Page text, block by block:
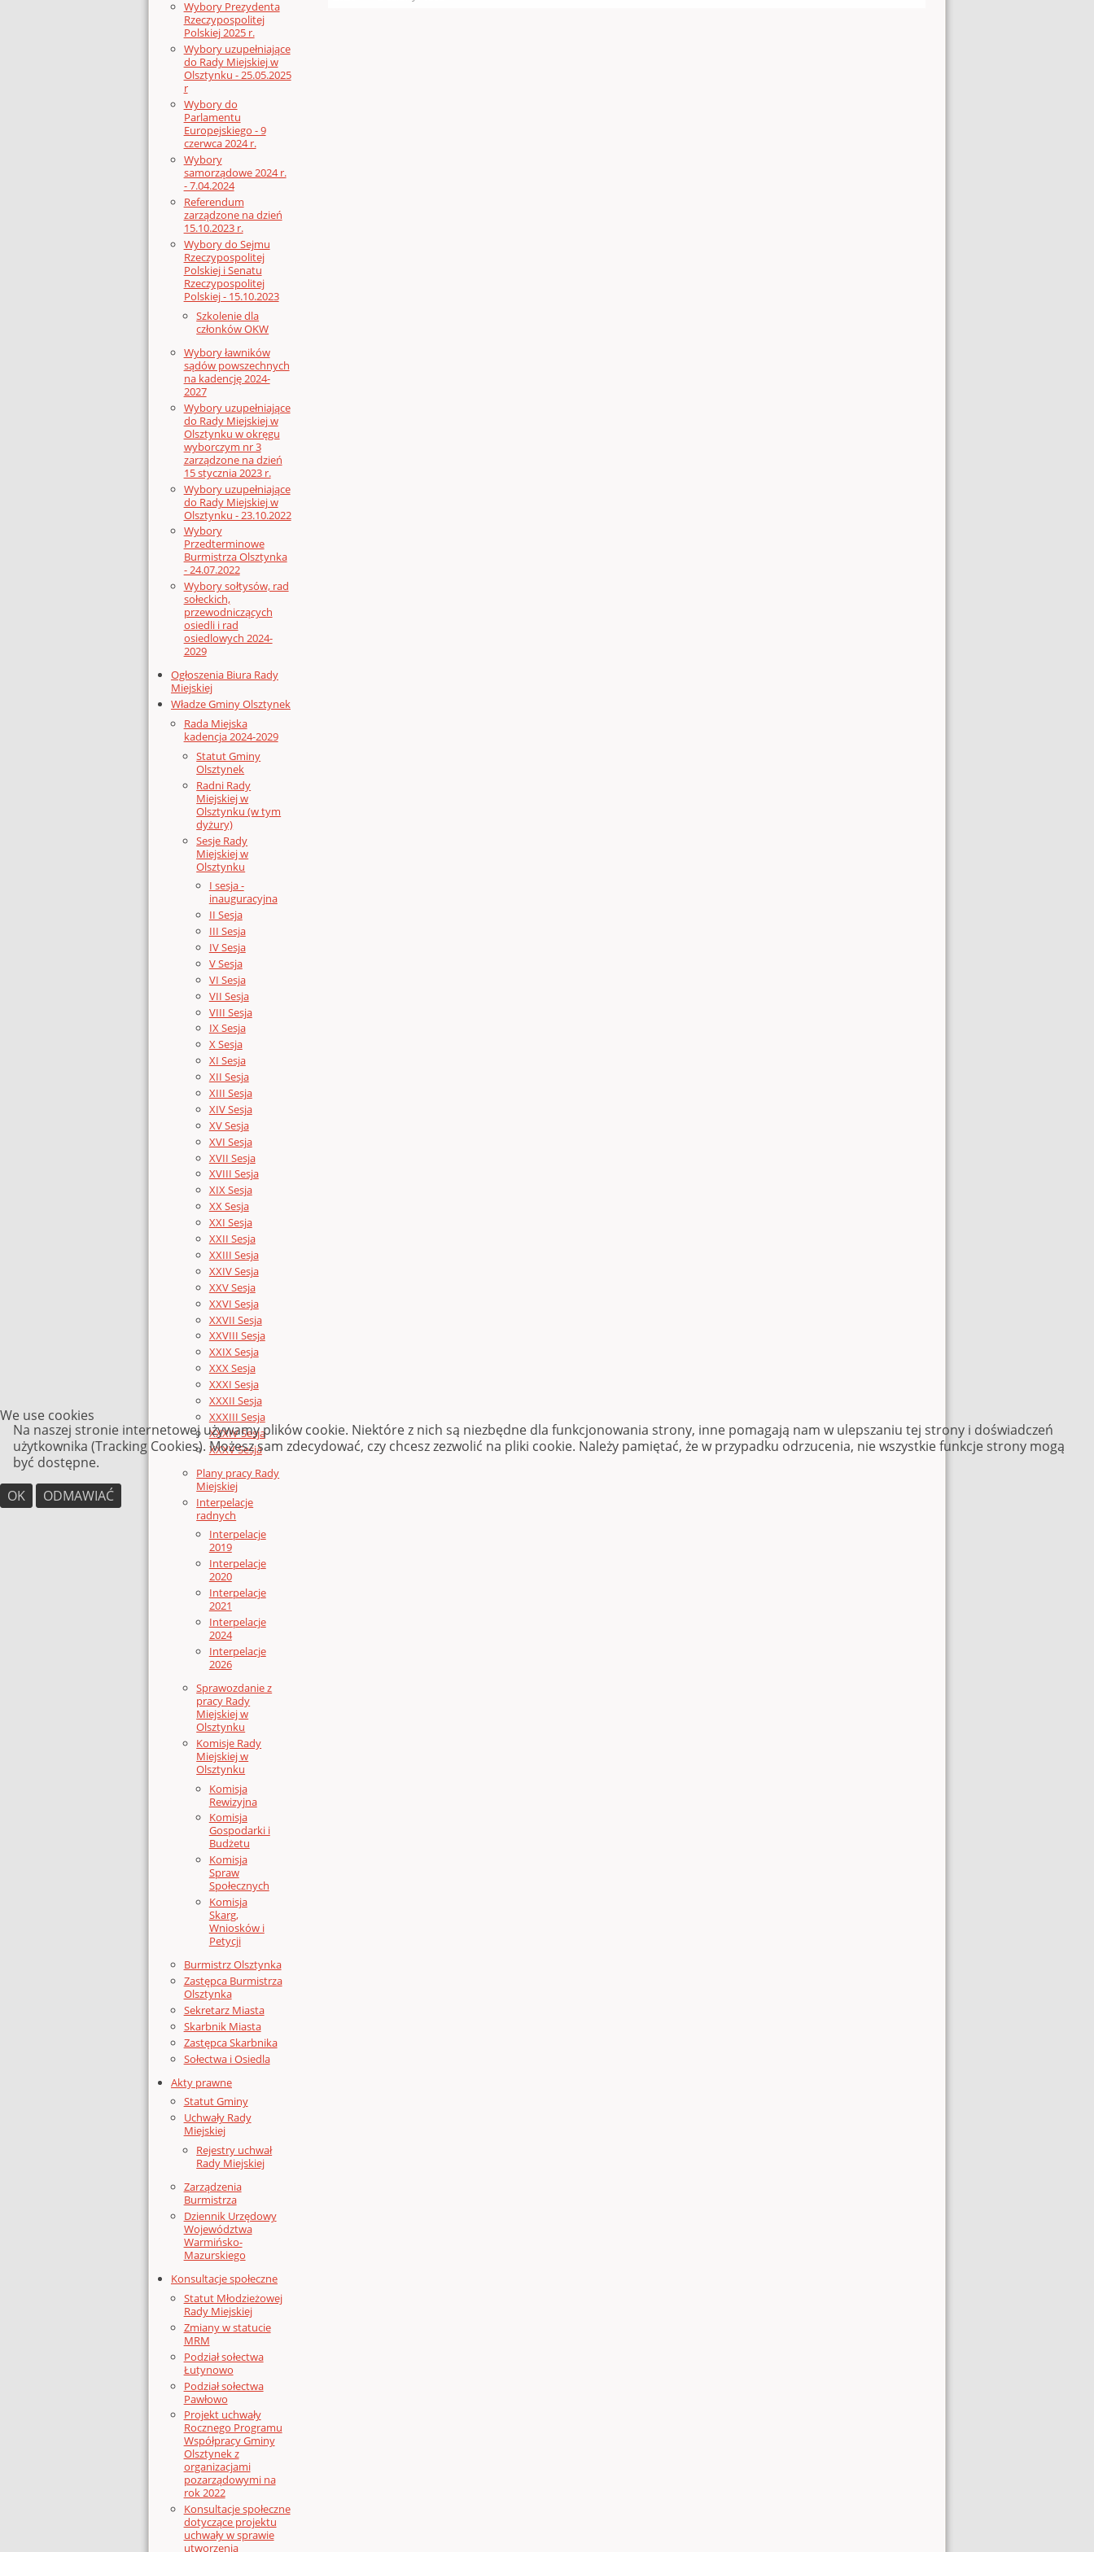
Wybory Prezydenta
Rzeczypospolitej
Polskiej 2025 r.
Wybory uzupełniające
do Rady Miejskiej w
Olsztynku - 25.05.2025
r
Wybory do
Parlamentu
Europejskiego - 9
czerwca 2024 r.
Wybory
samorządowe 2024 r.
- 7.04.2024
Referendum
zarządzone na dzień
15.10.2023 r.
Wybory do Sejmu
Rzeczypospolitej
Polskiej i Senatu
Rzeczypospolitej
Polskiej - 15.10.2023
Szkolenie dla
członków OKW
Wybory ławników
sądów powszechnych
na kadencję 2024-
2027
Wybory uzupełniające
do Rady Miejskiej w
Olsztynku w okręgu
wyborczym nr 3
zarządzone na dzień
15 stycznia 2023 r.
Wybory uzupełniające
do Rady Miejskiej w
Olsztynku - 23.10.2022
Wybory
Przedterminowe
Burmistrza Olsztynka
- 24.07.2022
Wybory sołtysów, rad
sołeckich,
przewodniczących
osiedli i rad
osiedlowych 2024-
2029
Ogłoszenia Biura Rady
Miejskiej
Władze Gminy Olsztynek
Rada Miejska
kadencja 2024-2029
Statut Gminy
Olsztynek
Radni Rady
Miejskiej w
Olsztynku (w tym
dyżury)
Sesje Rady
Miejskiej w
Olsztynku
I sesja -
inauguracyjna
II Sesja
III Sesja
IV Sesja
V Sesja
VI Sesja
VII Sesja
VIII Sesja
IX Sesja
X Sesja
XI Sesja
XII Sesja
XIII Sesja
XIV Sesja
XV Sesja
XVI Sesja
XVII Sesja
XVIII Sesja
XIX Sesja
XX Sesja
XXI Sesja
XXII Sesja
XXIII Sesja
XXIV Sesja
XXV Sesja
XXVI Sesja
XXVII Sesja
XXVIII Sesja
XXIX Sesja
XXX Sesja
XXXI Sesja
XXXII Sesja
XXXIII Sesja
XXXIV Sesja
XXXV Sesja
Plany pracy Rady
Miejskiej
Interpelacje
radnych
Interpelacje
2019
Interpelacje
2020
Interpelacje
2021
Interpelacje
2024
Interpelacje
2026
Sprawozdanie z
pracy Rady
Miejskiej w
Olsztynku
Komisje Rady
Miejskiej w
Olsztynku
Komisja
Rewizyjna
Komisja
Gospodarki i
Budżetu
Komisja
Spraw
Społecznych
Komisja
Skarg,
Wniosków i
Petycji
Burmistrz Olsztynka
Zastępca Burmistrza
Olsztynka
Sekretarz Miasta
Skarbnik Miasta
Zastępca Skarbnika
Sołectwa i Osiedla
Akty prawne
Statut Gminy
Uchwały Rady
Miejskiej
Rejestry uchwał
Rady Miejskiej
Zarządzenia
Burmistrza
Dziennik Urzędowy
Województwa
Warmińsko-
Mazurskiego
Konsultacje społeczne
Statut Młodzieżowej
Rady Miejskiej
Zmiany w statucie
MRM
Podział sołectwa
Łutynowo
Podział sołectwa
Pawłowo
Projekt uchwały
Rocznego Programu
Współpracy Gminy
Olsztynek z
organizacjami
pozarządowymi na
rok 2022
Konsultacje społeczne
dotyczące projektu
uchwały w sprawie
utworzenia
We use cookies
Na naszej stronie internetowej używamy plików cookie. Niektóre z nich są niezbędne dla funkcjonowania strony, inne pomagają nam w ulepszaniu tej strony i doświadczeń
użytkownika (Tracking Cookies). Możesz sam zdecydować, czy chcesz zezwolić na pliki cookie. Należy pamiętać, że w przypadku odrzucenia, nie wszystkie funkcje strony mogą
być dostępne.
OK
ODMAWIAĆ